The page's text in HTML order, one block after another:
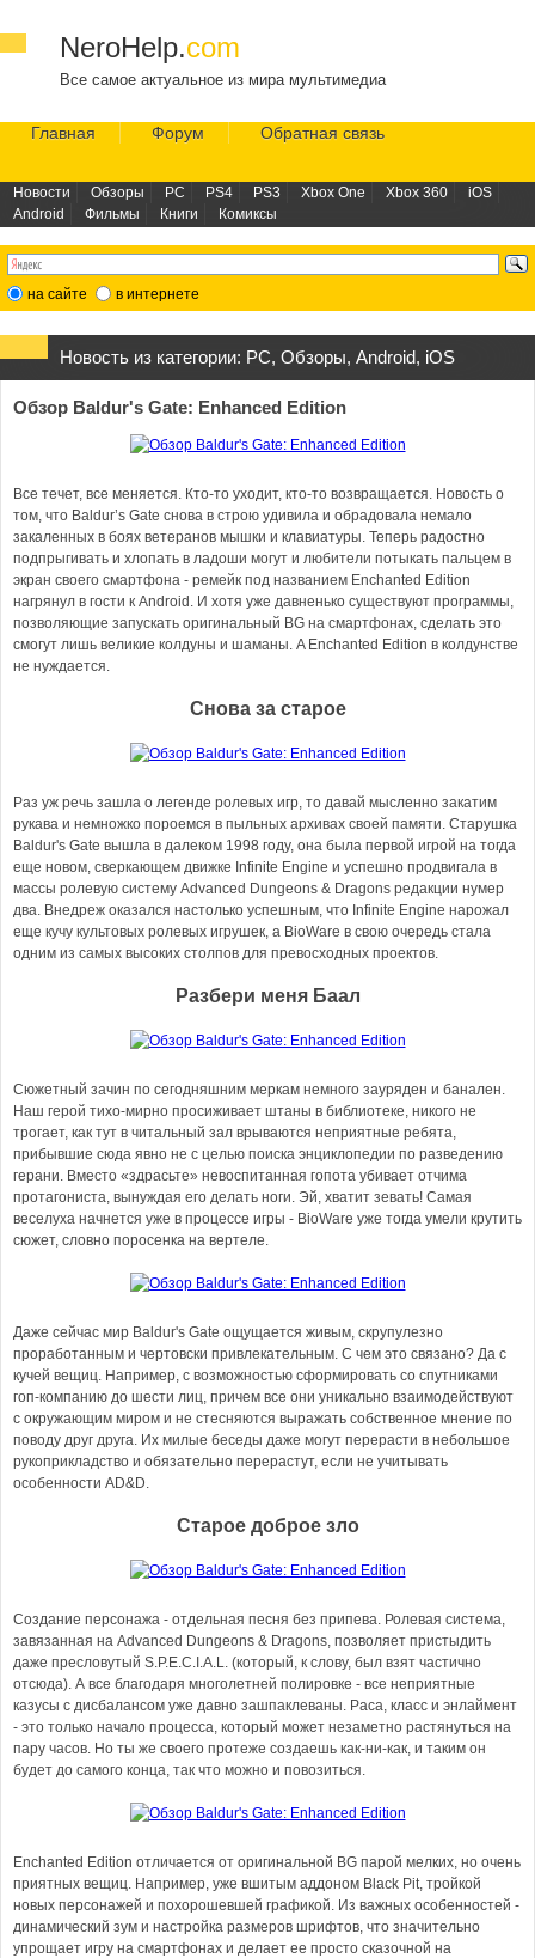
NeroHelp.com
Все самое актуальное из мира мультимедиа
Главная Форум Обратная связь
Новости Обзоры PC PS4 PS3 Xbox One Xbox 360
iOS
Android
Фильмы Книги Комиксы
на сайте в интернете
Новость из категории: PC, Обзоры, Android, iOS
Обзор Baldur's Gate: Enhanced Edition
Все течет, все меняется. Кто-то уходит, кто-то возвращается. Новость о
том, что Baldur’s Gate снова в строю удивила и обрадовала немало
закаленных в боях ветеранов мышки и клавиатуры. Теперь радостно
подпрыгивать и хлопать в ладоши могут и любители потыкать пальцем в
экран своего смартфона - ремейк под названием Enchanted Edition
нагрянул в гости к Android. И хотя уже давненько существуют программы,
позволяющие запускать оригинальный BG на смартфонах, сделать это
смогут лишь великие колдуны и шаманы. A Enchanted Edition в колдунстве
не нуждается.
Снова за старое
Раз уж речь зашла о легенде ролевых игр, то давай мысленно закатим
рукава и немножко пороемся в пыльных архивах своей памяти. Старушка
Baldur's Gate вышла в далеком 1998 году, она была первой игрой на тогда
еще новом, сверкающем движке Infinite Engine и успешно продвигала в
массы ролевую систему Advanced Dungeons & Dragons редакции нумер
два. Внедреж оказался настолько успешным, что Infinite Engine нарожал
еще кучу культовых ролевых игрушек, a BioWare в свою очередь стала
одним из самых высоких столпов для превосходных проектов.
Разбери меня Баал
Сюжетный зачин по сегодняшним меркам немного зауряден и банален.
Наш герой тихо-мирно просиживает штаны в библиотеке, никого не
трогает, как тут в читальный зал врываются неприятные ребята,
прибывшие сюда явно не с целью поиска энциклопедии по разведению
герани. Вместо «здрасьте» невоспитанная гопота убивает отчима
протагониста, вынуждая его делать ноги. Эй, хватит зевать! Самая
веселуха начнется уже в процессе игры - BioWare уже тогда умели крутить
сюжет, словно поросенка на вертеле.
Даже сейчас мир Baldur's Gate ощущается живым, скрупулезно
проработанным и чертовски привлекательным. С чем это связано? Да с
кучей вещиц. Например, с возможностью сформировать со спутниками
гоп-компанию до шести лиц, причем все они уникально взаимодействуют
с окружающим миром и не стесняются выражать собственное мнение по
поводу друг друга. Их милые беседы даже могут перерасти в небольшое
рукоприкладство и обязательно перерастут, если не учитывать
особенности AD&D.
Старое доброе зло
Создание персонажа - отдельная песня без припева. Ролевая система,
завязанная на Advanced Dungeons & Dragons, позволяет пристыдить
даже пресловутый S.P.E.C.I.A.L. (который, к слову, был взят частично
отсюда). А все благодаря многолетней полировке - все неприятные
казусы с дисбалансом уже давно зашпаклеваны. Раса, класс и энлаймент
- это только начало процесса, который может незаметно растянуться на
пару часов. Но ты же своего протеже создаешь как-ни-как, и таким он
будет до самого конца, так что можно и повозиться.
Enchanted Edition отличается от оригинальной BG парой мелких, но очень
приятных вещиц. Например, уже вшитым аддоном Black Pit, тройкой
новых персонажей и похорошевшей графикой. Из важных особенностей -
динамический зум и настройка размеров шрифтов, что значительно
упрощает игру на смартфонах и делает ее просто сказочной на